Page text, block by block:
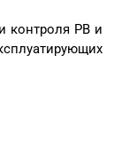
контроля РВ и